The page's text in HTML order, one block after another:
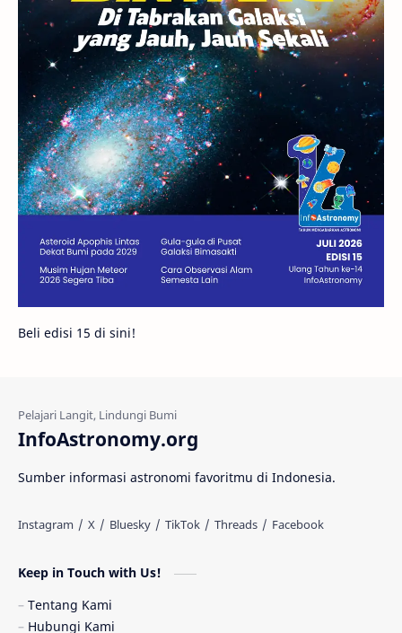
Stasiun Luar Angkasa Internasional
Gugus Bintang Menarik Dibaca
Venus Pluto Galaksi Kerdil
Gambar Harian Titan
Bintang Neutron Hubble Tips
Juno Bintang Biner
Fakta Galaksi Spiral
Gerhana Matahari
Beli edisi 15 di sini!
InfoAstronomy.org
Sumber informasi astronomi favoritmu di Indonesia.
Keep in Touch with Us!
Tentang Kami
Hubungi Kami